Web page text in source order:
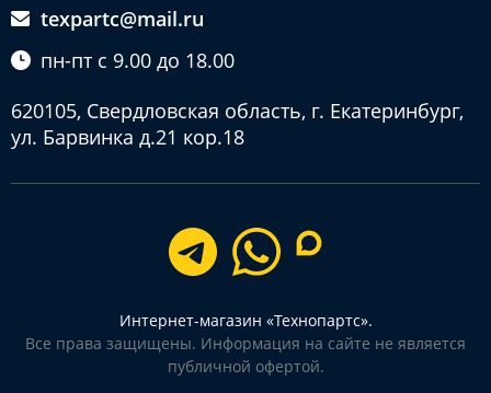
texpartc@mail.ru
пн-пт с 9.00 до 18.00
620105, Свердловская область, г. Екатеринбург,
ул. Барвинка д.21 кор.18
Интернет-магазин «Технопартс».
Все права защищены. Информация на сайте не является
публичной офертой.